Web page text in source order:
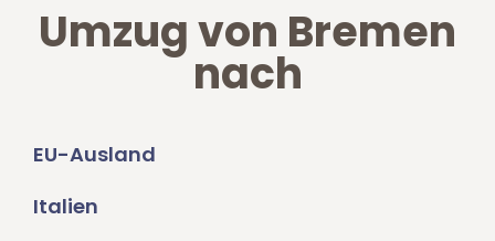
Umzug von Bremen
nach
EU-Ausland
Italien